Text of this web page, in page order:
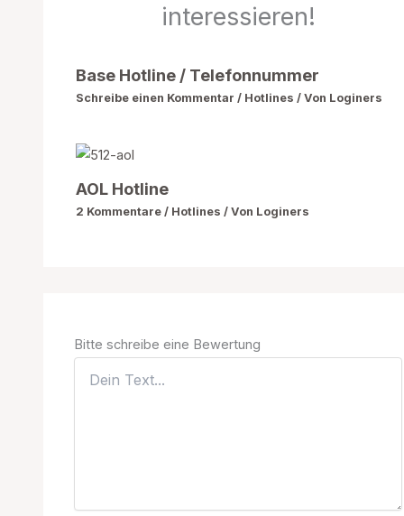
interessieren!
Base Hotline / Telefonnummer
Schreibe einen Kommentar / Hotlines / Von Loginers
AOL Hotline
2 Kommentare / Hotlines / Von Loginers
Bitte schreibe eine Bewertung